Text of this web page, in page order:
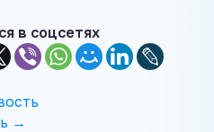
в соцсетях
→